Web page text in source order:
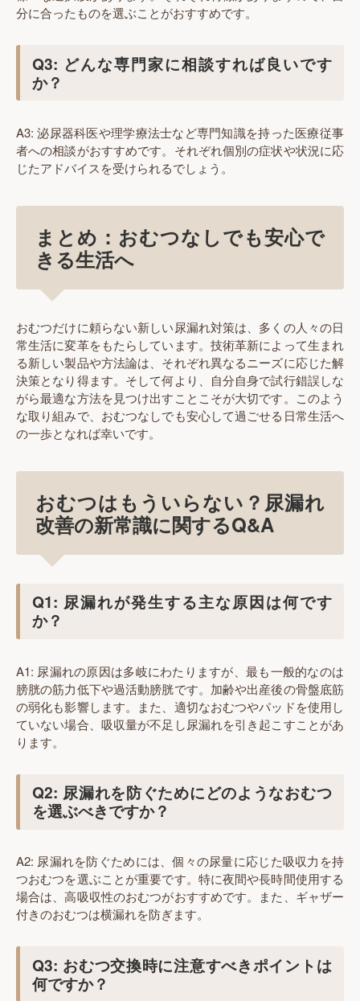
分に合ったものを選ぶことがおすすめです。
Q3: どんな専門家に相談すれば良いです
か？
A3: 泌尿器科医や理学療法士など専門知識を持った医療従事
者への相談がおすすめです。それぞれ個別の症状や状況に応
じたアドバイスを受けられるでしょう。
まとめ：おむつなしでも安心で
きる生活へ
おむつだけに頼らない新しい尿漏れ対策は、多くの人々の日
常生活に変革をもたらしています。技術革新によって生まれ
る新しい製品や方法論は、それぞれ異なるニーズに応じた解
決策となり得ます。そして何より、自分自身で試行錯誤しな
がら最適な方法を見つけ出すことこそが大切です。このよう
な取り組みで、おむつなしでも安心して過ごせる日常生活へ
の一歩となれば幸いです。
おむつはもういらない？尿漏れ
改善の新常識に関するQ&A
Q1: 尿漏れが発生する主な原因は何です
か？
A1: 尿漏れの原因は多岐にわたりますが、最も一般的なのは
膀胱の筋力低下や過活動膀胱です。加齢や出産後の骨盤底筋
の弱化も影響します。また、適切なおむつやパッドを使用し
ていない場合、吸収量が不足し尿漏れを引き起こすことがあ
ります。
Q2: 尿漏れを防ぐためにどのようなおむつ
を選ぶべきですか？
A2: 尿漏れを防ぐためには、個々の尿量に応じた吸収力を持
つおむつを選ぶことが重要です。特に夜間や長時間使用する
場合は、高吸収性のおむつがおすすめです。また、ギャザー
付きのおむつは横漏れを防ぎます。
Q3: おむつ交換時に注意すべきポイントは
何ですか？